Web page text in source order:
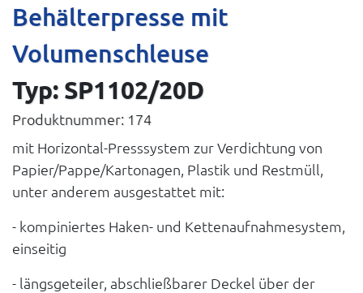
Behälterpresse mit
Volumenschleuse
Typ: SP1102/20D
Produktnummer: 174
mit Horizontal-Presssystem zur Verdichtung von
Papier/Pappe/Kartonagen, Plastik und Restmüll,
unter anderem ausgestattet mit:
- kompiniertes Haken- und Kettenaufnahmesystem,
einseitig
- längsgeteiler, abschließbarer Deckel über der